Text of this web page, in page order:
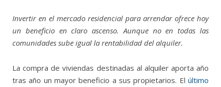
Invertir en el mercado residencial para arrendar ofrece hoy
un beneficio en claro ascenso. Aunque no en todas las
comunidades sube igual la rentabilidad del alquiler.
La compra de viviendas destinadas al alquiler aporta año
tras año un mayor beneficio a sus propietarios. El último